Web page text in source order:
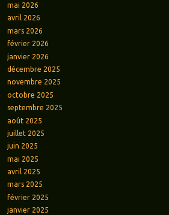
mai 2026
avril 2026
mars 2026
février 2026
janvier 2026
décembre 2025
novembre 2025
octobre 2025
septembre 2025
août 2025
juillet 2025
juin 2025
mai 2025
avril 2025
mars 2025
février 2025
janvier 2025